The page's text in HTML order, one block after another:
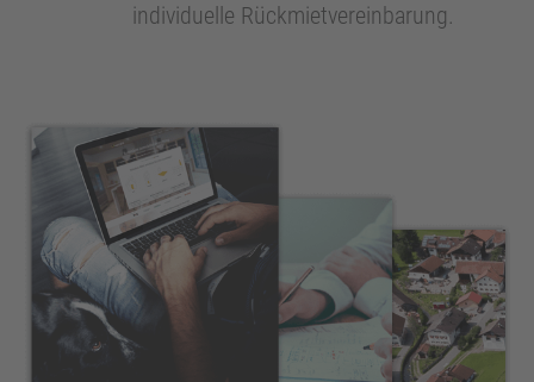
individuelle Rückmietvereinbarung.